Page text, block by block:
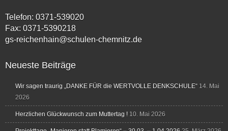
Telefon: 0371-539020
Fax: 0371-5390218
gs-reichenhain@schulen-chemnitz.de
Neueste Beiträge
Wir sagen traurig „DANKE FÜR die WERTVOLLE DENKSCHULE“ 14. Mai
2026
Herzlichen Glückwunsch zum Muttertag ! 10. Mai 2026